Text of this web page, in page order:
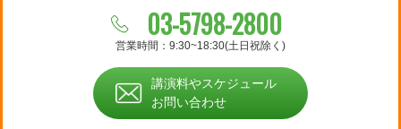
03-5798-2800
営業時間：9:30~18:30(土日祝除く)
講演料やスケジュール
お問い合わせ